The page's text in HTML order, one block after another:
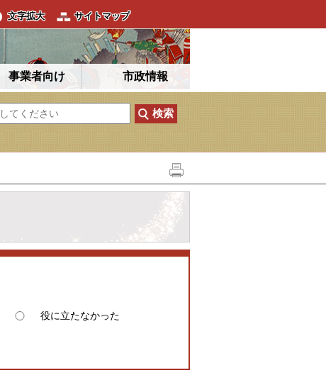
文字拡大 サイトマップ
事業者向け 市政情報
役に立たなかった